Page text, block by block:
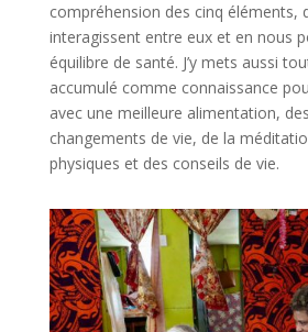
compréhension des cinq éléments,
interagissent entre eux et en nous
équilibre de santé. J’y mets aussi
accumulé comme connaissance
avec une meilleure alimentation,
changements de vie, de la
physiques et des conseils de vie.